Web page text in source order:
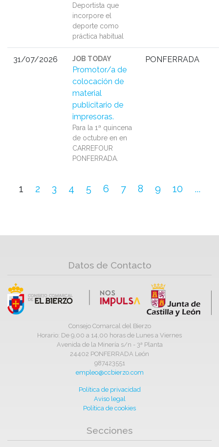
Deportista que
incorpore el
deporte como
práctica habitual
31/07/2026 JOB TODAY
Promotor/a de
colocación de
material
publicitario de
impresoras.
Para la 1ª quincena
de octubre en en
CARREFOUR
PONFERRADA.
PONFERRADA
1 2 3 4 5 6 7 8 9 10 ...
Datos de Contacto
Consejo Comarcal del Bierzo
Horario: De 9,00 a 14,00 horas de Lunes a Viernes
Avenida de la Minería s/n - 3ª Planta
24402 PONFERRADA León
987423551
empleo@ccbierzo.com
Política de privacidad
Aviso legal
Política de cookies
Secciones